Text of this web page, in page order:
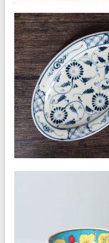
シ
キ』
公
式
ブ
ロ
グ